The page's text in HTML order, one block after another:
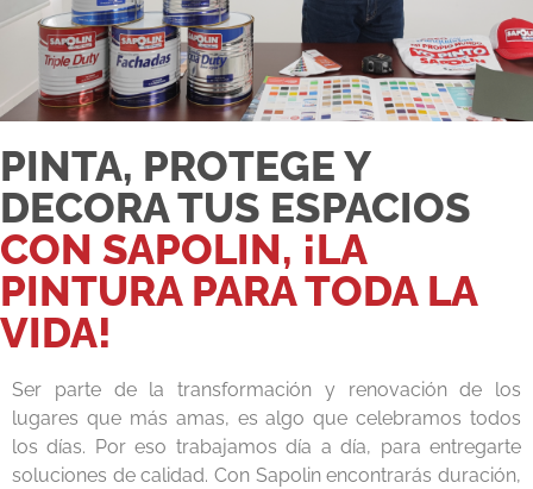
PINTA, PROTEGE Y
DECORA TUS ESPACIOS
CON SAPOLIN, ¡LA
PINTURA PARA TODA LA
VIDA!
Ser parte de la transformación y renovación de los
lugares que más amas, es algo que celebramos todos
los días. Por eso trabajamos día a día, para entregarte
soluciones de calidad. Con Sapolin encontrarás duración,